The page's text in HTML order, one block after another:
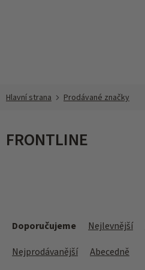
Prodávané značky
FRONTLINE
Doporučujeme Nejlevnější
Nejprodávanější
Abecedně